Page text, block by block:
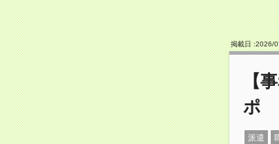
掲載日 :2026/
【
ポ
派遣